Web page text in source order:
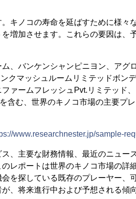
キノコの寿命を延ばすために様々
増加させます。これらの要因は、
、バンケンシャンピニヨン、アグ
クマッシュルームリミテッドボン
ァームフレッシュPvt.リミテッド
含む、世界のキノコ市場の主要プ
www.researchnester.jp/sample-
、主要な財務情報、最近のニュー
レポートは世界のキノコ市場の詳
を探している既存のプレーヤー、
、将来進行中および予想される傾